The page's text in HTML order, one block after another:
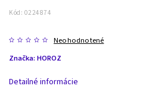
Kód: 0224874
Neohodnotené
Značka: HOROZ
Detailné informácie